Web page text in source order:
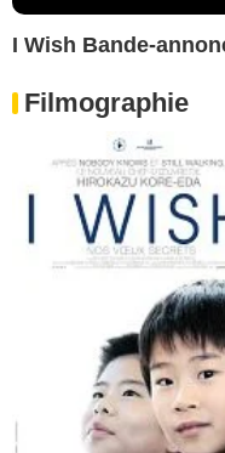
I Wish Bande-
Filmographie